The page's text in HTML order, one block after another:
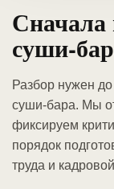
суши-
Разбор нужен
суши-бара. Мы
фиксируем
порядок
труда и